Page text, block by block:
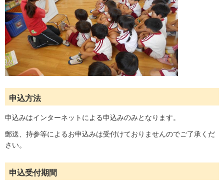
申込方法
申込みはインターネットによる申込みのみとなります。
郵送、持参等によるお申込みは受付けておりませんのでご了承くだ
さい。
申込受付期間